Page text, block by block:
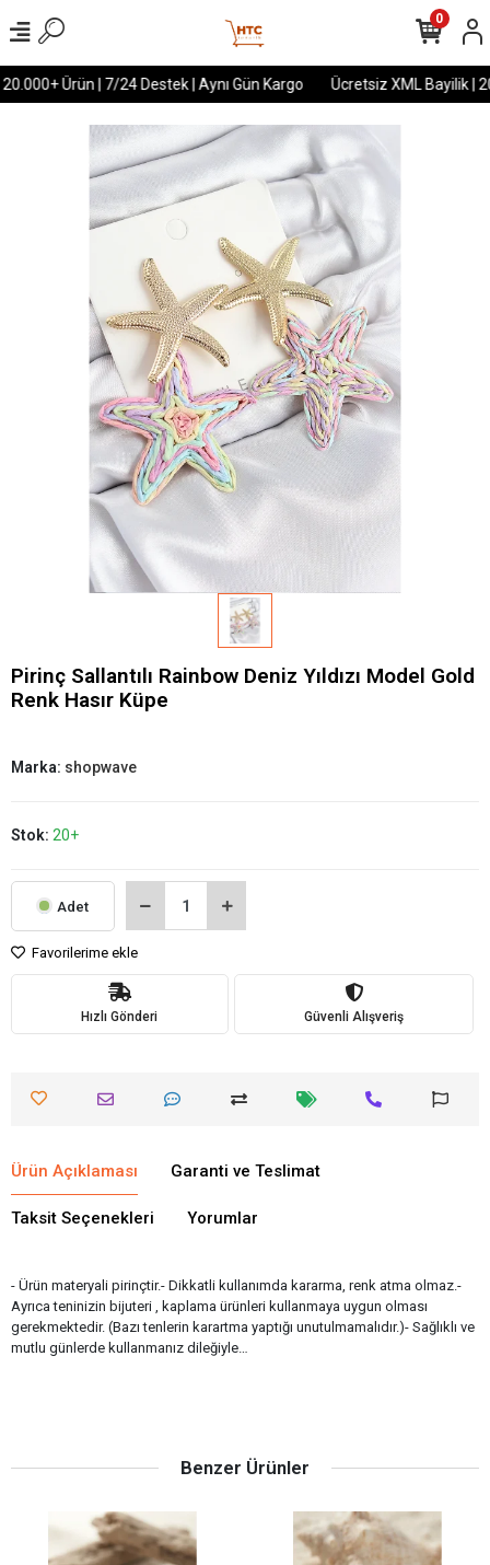
Ürün | 7/24 Destek | Aynı Gün Kargo Ücretsiz XML Bayilik |
0
Pirinç Sallantılı Rainbow Deniz Yıldızı Model Gold
Renk Hasır Küpe
Marka: shopwave
Stok: 20+
Adet
Favorilerime ekle
Hızlı Gönderi Güvenli Alışveriş
Ürün Açıklaması Garanti ve Teslimat
Taksit Seçenekleri Yorumlar
- Ürün materyali pirinçtir.- Dikkatli kullanımda kararma, renk atma olmaz.-
Ayrıca teninizin bijuteri , kaplama ürünleri kullanmaya uygun olması
gerekmektedir. (Bazı tenlerin karartma yaptığı unutulmamalıdır.)- Sağlıklı ve
mutlu günlerde kullanmanız dileğiyle…
Benzer Ürünler